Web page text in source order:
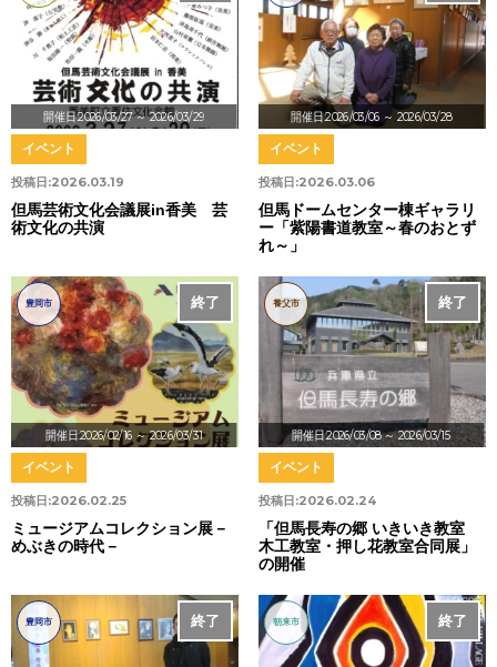
開催日:2026/03/27～ 2026/03/29
投稿日:2026.03.19
イベント
但馬芸術文化会議展in香美 芸
術文化の共演
開催日:2026/03/06 ～ 2026/03/28
投稿日:2026.03.06
イベント
但馬ドームセンター棟ギャラリ
ー「紫陽書道教室～春のおとず
れ～」
開催日:2026/02/16 ～ 2026/03/31
終了
豊岡市
投稿日:2026.02.25
イベント
ミュージアムコレクション展－
めぶきの時代－
開催日:2026/03/08～ 2026/03/15
終了
養父市
投稿日:2026.02.24
イベント
「但馬長寿の郷 いきいき教室
木工教室・押し花教室合同展」
の開催
終了
豊岡市 終了
朝来市